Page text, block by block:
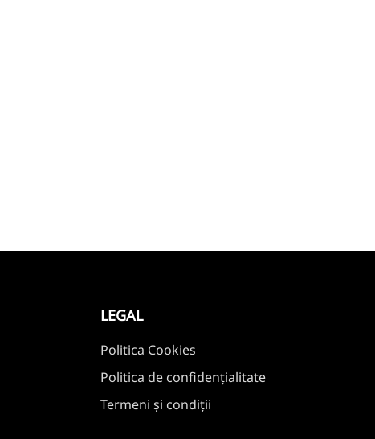
LEGAL
Politica Cookies
Politica de confidențialitate
Termeni și condiții